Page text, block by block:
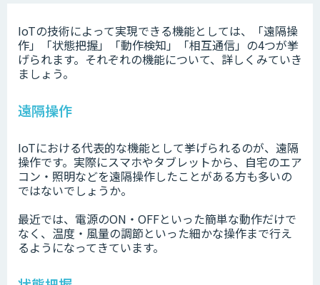
IoTの技術によって実現できる機能としては、「遠隔操
作」「状態把握」「動作検知」「相互通信」の4つが挙
げられます。それぞれの機能について、詳しくみていき
ましょう。
遠隔操作
IoTにおける代表的な機能として挙げられるのが、遠隔
操作です。実際にスマホやタブレットから、自宅のエア
コン・照明などを遠隔操作したことがある方も多いの
ではないでしょうか。
最近では、電源のON・OFFといった簡単な動作だけで
なく、温度・風量の調節といった細かな操作まで行え
るようになってきています。